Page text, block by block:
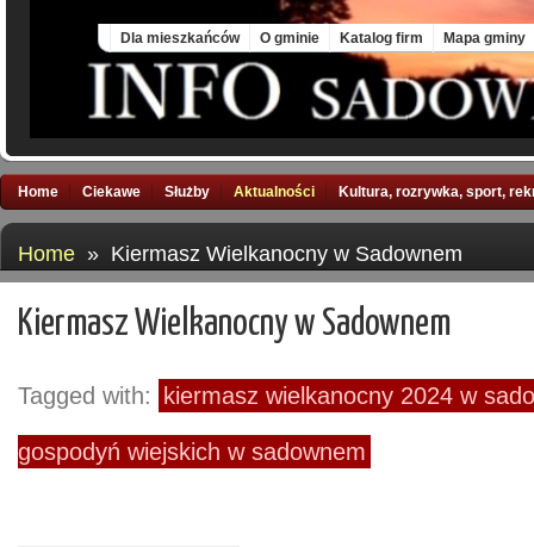
Dla mieszkańców O gminie Katalog firm Mapa gminy
Home Ciekawe Służby Aktualności Kultura, rozrywka, sport,
Home » Kiermasz Wielkanocny w Sadownem
Kiermasz Wielkanocny w Sadownem
Tagged with: kiermasz wielkanocny 2024 w
gospodyń wiejskich w sadownem